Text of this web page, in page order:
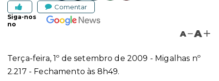
Comentar
Siga-nos
no
A A
Terça-feira, 1º de setembro de 2009 - Migalhas nº
2.217 - Fechamento às 8h49.